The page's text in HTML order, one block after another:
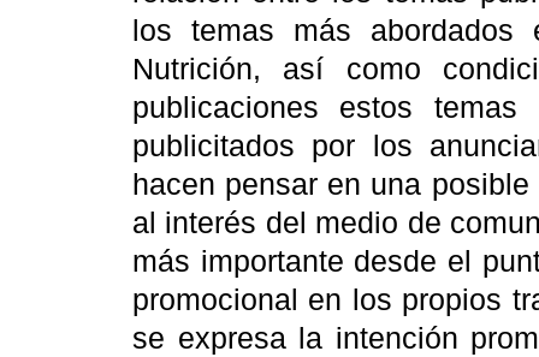
los temas más abordados
Nutrición, así como
publicaciones estos temas
publicitados por los
hacen pensar en una
al interés del medio de
más importante desde el
promocional en los propios
se expresa la intención